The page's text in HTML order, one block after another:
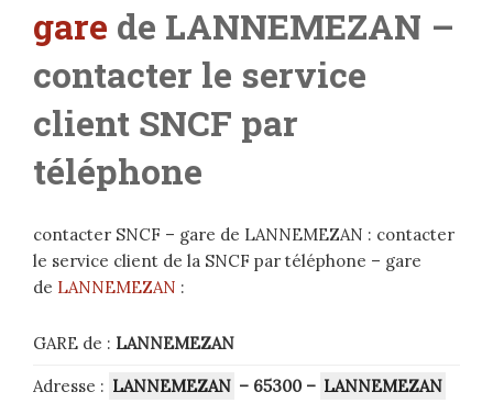
gare de LANNEMEZAN –
contacter le service
client SNCF par
téléphone
contacter SNCF – gare de LANNEMEZAN : contacter
le service client de la SNCF par téléphone – gare
de LANNEMEZAN :
GARE de : LANNEMEZAN
Adresse : LANNEMEZAN – 65300 – LANNEMEZAN